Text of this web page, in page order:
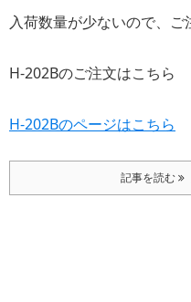
入荷数量が少ないので、ご
H-202Bのご注文はこちら
H-202Bのページはこちら
記事を読む